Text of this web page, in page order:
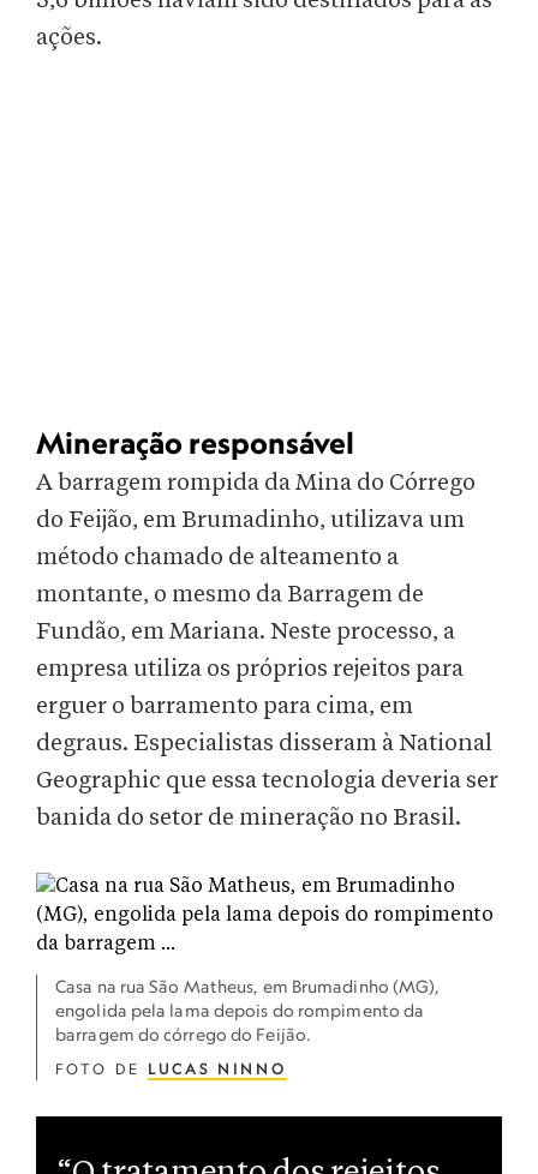
ações.
Mineração responsável
A barragem rompida da Mina do Córrego
do Feijão, em Brumadinho, utilizava um
método chamado de alteamento a
montante, o mesmo da Barragem de
Fundão, em Mariana. Neste processo, a
empresa utiliza os próprios rejeitos para
erguer o barramento para cima, em
degraus. Especialistas disseram à National
Geographic que essa tecnologia deveria ser
banida do setor de mineração no Brasil.
Casa na rua São Matheus, em Brumadinho (MG),
engolida pela lama depois do rompimento da
barragem do córrego do Feijão.
FOTO DE LUCAS NINNO